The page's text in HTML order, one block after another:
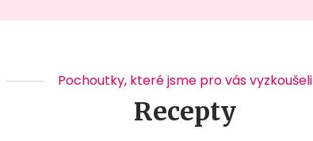
Pochoutky, které jsme pro vás vyzkoušeli
Recepty